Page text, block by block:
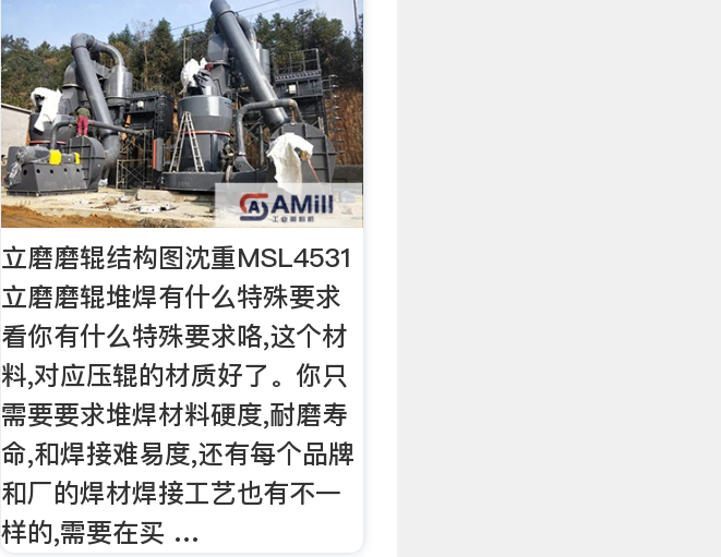
立磨磨辊结构图沈重MSL4531
立磨磨辊堆焊有什么特殊要求
看你有什么特殊要求咯,这个材
料,对应压辊的材质好了。你只
需要要求堆焊材料硬度,耐磨寿
命,和焊接难易度,还有每个品牌
和厂的焊材焊接工艺也有不一
样的,需要在买 …